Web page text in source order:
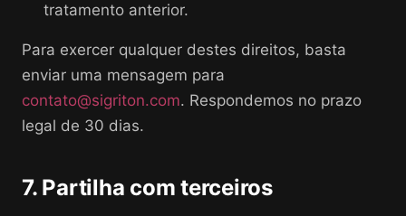
tratamento anterior.
Para exercer qualquer destes direitos, basta
enviar uma mensagem para
contato@sigriton.com. Respondemos no prazo
legal de 30 dias.
7. Partilha com terceiros